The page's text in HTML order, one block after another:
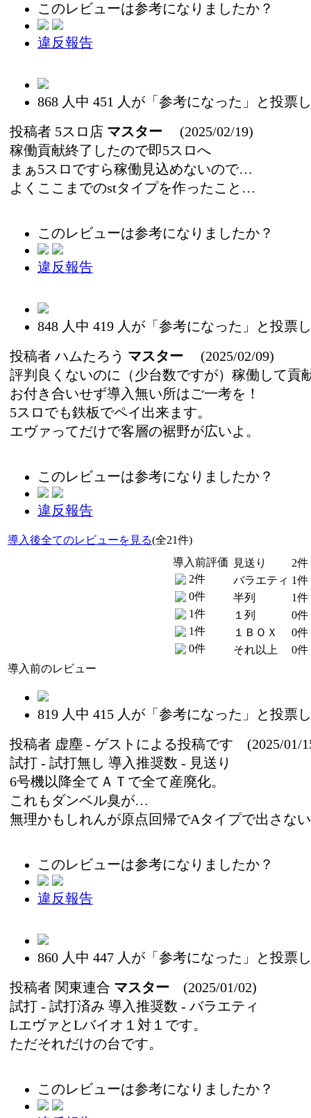
このレビューは参考になりましたか？
違反報告
868 人中 451 人が「参考になった」と投票
投稿者 5スロ店 マスター (2025/02/19)
稼働貢献終了したので即5スロへ
まぁ5スロですら稼働見込めないので…
よくここまでのstタイプを作ったこと…
このレビューは参考になりましたか？
違反報告
848 人中 419 人が「参考になった」と投票
投稿者 ハムたろう マスター (2025/02/09)
評判良くないのに（少台数ですが）稼働して貢
お付き合いせず導入無い所はご一考を！
5スロでも鉄板でペイ出来ます。
エヴァってだけで客層の裾野が広いよ。
このレビューは参考になりましたか？
違反報告
導入後全てのレビューを見る(全21件)
導入前評価
2件
0件
1件
1件
0件
見送り
2件
バラエティ 1件
半列
1件
１列
0件
１ＢＯＸ
0件
それ以上
0件
導入前のレビュー
819 人中 415 人が「参考になった」と投票
投稿者 虚塵 - ゲストによる投稿です (2025/01/
試打 - 試打無し 導入推奨数 - 見送り
6号機以降全てＡＴで全て産廃化。
これもダンベル臭が…
無理かもしれんが原点回帰でAタイプで出さな
このレビューは参考になりましたか？
違反報告
860 人中 447 人が「参考になった」と投票
投稿者 関東連合 マスター (2025/01/02)
試打 - 試打済み 導入推奨数 - バラエティ
LエヴァとLバイオ１対１です。
ただそれだけの台です。
このレビューは参考になりましたか？